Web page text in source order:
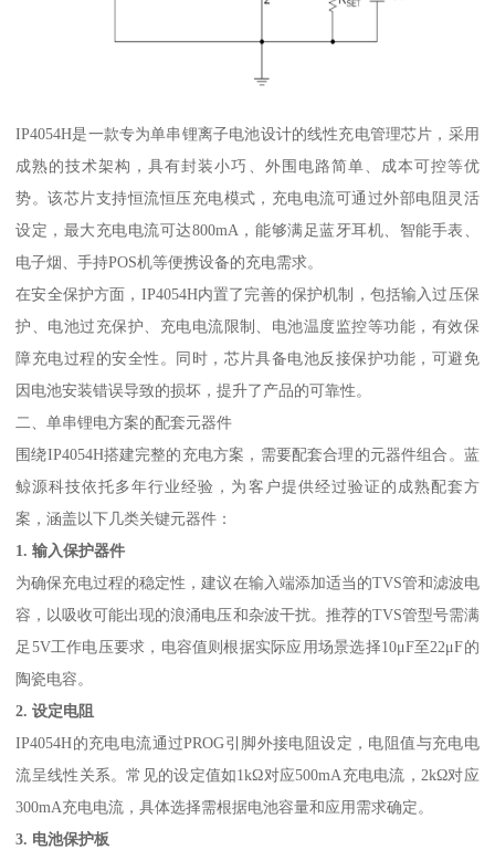
IP4054H是一款专为单串锂离子电池设计的线性充电管理芯片，采用
成熟的技术架构，具有封装小巧、外围电路简单、成本可控等优
势。该芯片支持恒流恒压充电模式，充电电流可通过外部电阻灵活
设定，最大充电电流可达800mA，能够满足蓝牙耳机、智能手表、
电子烟、手持POS机等便携设备的充电需求。
在安全保护方面，IP4054H内置了完善的保护机制，包括输入过压保
护、电池过充保护、充电电流限制、电池温度监控等功能，有效保
障充电过程的安全性。同时，芯片具备电池反接保护功能，可避免
因电池安装错误导致的损坏，提升了产品的可靠性。
二、单串锂电方案的配套元器件
围绕IP4054H搭建完整的充电方案，需要配套合理的元器件组合。蓝
鲸源科技依托多年行业经验，为客户提供经过验证的成熟配套方
案，涵盖以下几类关键元器件：
1. 输入保护器件
为确保充电过程的稳定性，建议在输入端添加适当的TVS管和滤波电
容，以吸收可能出现的浪涌电压和杂波干扰。推荐的TVS管型号需满
足5V工作电压要求，电容值则根据实际应用场景选择10μF至22μF的
陶瓷电容。
2. 设定电阻
IP4054H的充电电流通过PROG引脚外接电阻设定，电阻值与充电电
流呈线性关系。常见的设定值如1kΩ对应500mA充电电流，2kΩ对应
300mA充电电流，具体选择需根据电池容量和应用需求确定。
3. 电池保护板